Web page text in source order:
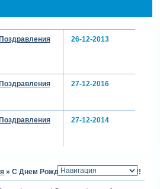
Поздравления 26-12-2013
Поздравления 27-12-2016
Поздравления 27-12-2014
»С Днем Рождения, Алена(IVUHKA)!!!